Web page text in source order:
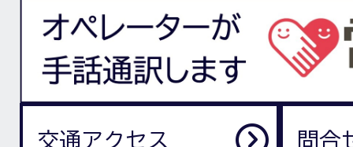
交通アクセス 問合